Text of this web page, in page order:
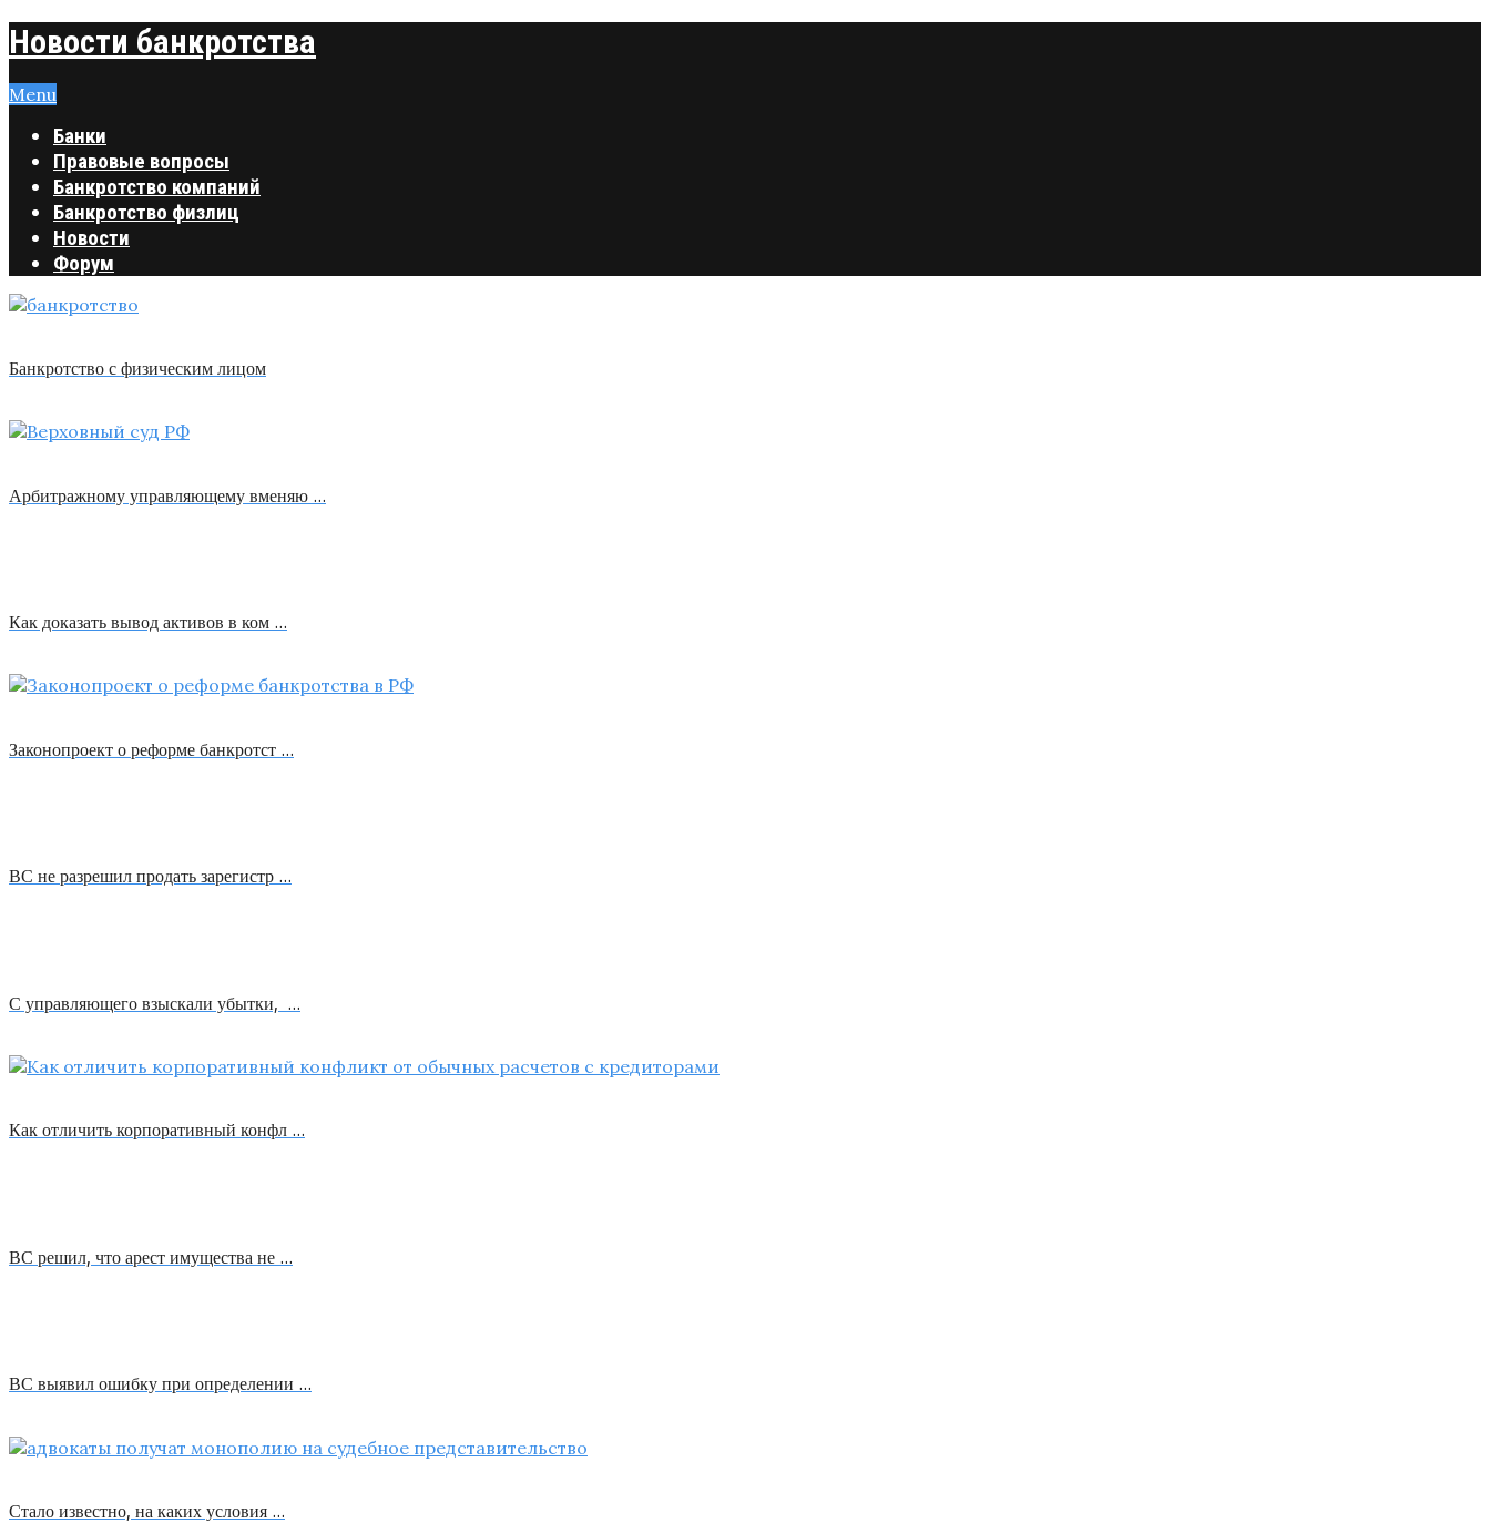
Новости банкротства
Menu
Банки
Правовые вопросы
Банкротство компаний
Банкротство физлиц
Новости
Форум
Банкротство с физическим лицом
Арбитражному управляющему вменяю …
Как доказать вывод активов в ком …
Законопроект о реформе банкротст …
ВС не разрешил продать зарегистр …
С управляющего взыскали убытки, …
Как отличить корпоративный конфл …
ВС решил, что арест имущества не …
ВС выявил ошибку при определении …
Стало известно, на каких условия …